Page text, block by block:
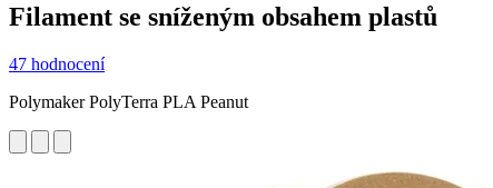
Filament se sníženým obsahem plastů
47 hodnocení
Polymaker PolyTerra PLA Peanut